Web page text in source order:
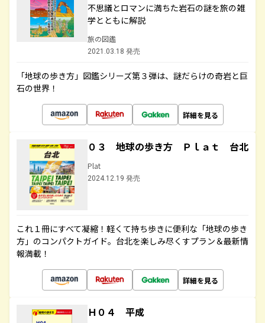
不思議とロマンに満ちた岩石の謎を旅の雑
学とともに解説
旅の図鑑
2021.03.18 発売
「地球の歩き方」図鑑シリーズ第３弾は、謎だらけの奇岩と巨
石の世界！
詳細を見る
０３ 地球の歩き方 Ｐｌａｔ 台北
Plat
2024.12.19 発売
これ１冊にすべて凝縮！軽くて持ち歩きに便利な「地球の歩き
方」のコンパクトガイド。台北を楽しみ尽くすプラン＆最新情
報満載！
詳細を見る
Ｈ０４ 平成